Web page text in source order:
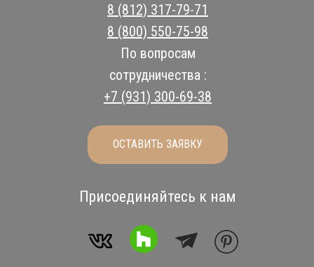
8 (812) 317-79-71
8 (800) 550-75-98
По вопросам
сотрудничества :
+7 (931) 300-69-38
Присоединяйтесь к нам
ОСТАВИТЬ ЗАЯВКУ